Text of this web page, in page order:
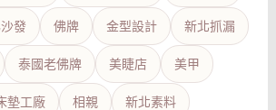
發 佛牌 金型設計 新北抓漏
泰國老佛牌 美睫店 美甲
墊工廠 相親 新北素料